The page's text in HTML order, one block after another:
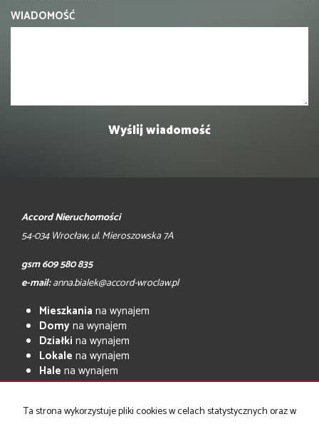
WIADOMOŚĆ
Accord Nieruchomości
54-034 Wrocław, ul. Mieroszowska 7A
gsm 609 580 835
e-mail:anna.bialek@accord-wroclaw.pl
Mieszkania na wynajem
Domyna wynajem
Działki na wynajem
Lokale na wynajem
Hale na wynajem
Obiektyna wynajem
Mieszkaniana sprzedaż
Ta strona wykorzystuje pliki cookies w celach statystycznych oraz w